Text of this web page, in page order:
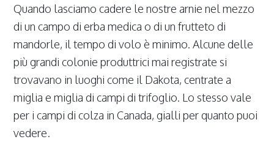
Quando lasciamo cadere le nostre arnie nel mezzo
di un campo di erba medica o di un frutteto di
mandorle, il tempo di volo è minimo. Alcune delle
più grandi colonie produttrici mai registrate si
trovavano in luoghi come il Dakota, centrate a
miglia e miglia di campi di trifoglio. Lo stesso vale
per i campi di colza in Canada, gialli per quanto puoi
vedere.